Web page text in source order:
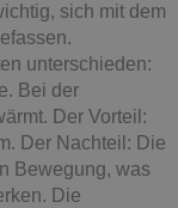
sich mit dem
unterschieden:
Bei der
Der Vorteil:
Der Nachteil: Die
Bewegung, was
Die